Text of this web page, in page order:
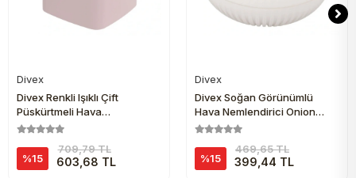
Divex
Divex Renkli Işıklı Çift
Püskürtmeli Hava
Nemlendirici 3L Humidifier H-
%15
709,79 TL
603,68 TL
Divex
Divex Soğan Görünümlü
Hava Nemlendirici Onion
Design Humidifier H-48
%15
469,65 TL
399,44 TL